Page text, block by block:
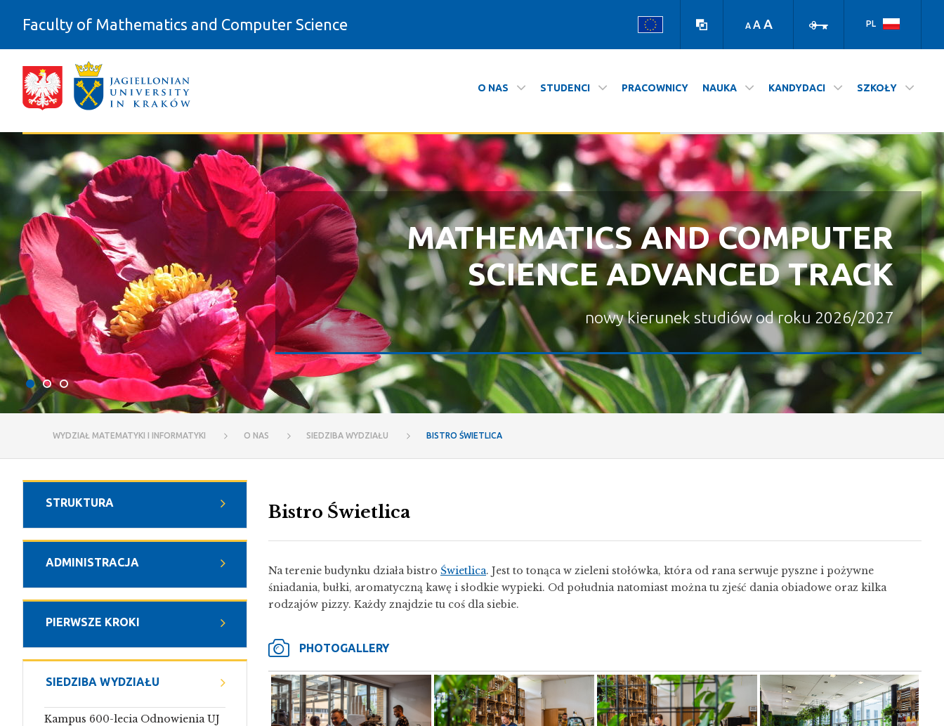
Faculty of Mathematics and Computer Science
version
A A A
PL
O NAS STUDENCI PRACOWNICY NAUKA KANDYDACI SZKOŁY
Bistro Świetlica - Wydział Matematyki i Informatyki
MATHEMATICS AND COMPUTER
SCIENCE ADVANCED TRACK
nowy kierunek studiów od roku 2026/2027
ZAPRASZAMY NA NASZ WYDZIAŁ
STUDIUJ NA UJ
WYDZIAŁ MATEMATYKI I INFORMATYKI O NAS SIEDZIBA WYDZIAŁU BISTRO ŚWIETLICA
STRUKTURA
ADMINISTRACJA
PIERWSZE KROKI
SIEDZIBA WYDZIAŁU
Kampus 600-lecia Odnowienia UJ
Bistro Świetlica
Na terenie budynku działa bistro Świetlica. Jest to tonąca w zieleni stołówka, która od rana serwuje pyszne i pożywne
śniadania, bułki, aromatyczną kawę i słodkie wypieki. Od południa natomiast można tu zjeść dania obiadowe oraz kilka
rodzajów pizzy. Każdy znajdzie tu coś dla siebie.
PHOTOGALLERY